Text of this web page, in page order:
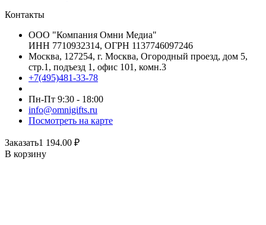
Контакты
ООО "Компания Омни Медиа"
ИНН 7710932314, ОГРН 1137746097246
Москва, 127254, г. Москва, Огородный проезд, дом 5,
стр.1, подъезд 1, офис 101, комн.3
+7(495)481-33-78
Пн-Пт 9:30 - 18:00
info@omnigifts.ru
Посмотреть на карте
Заказать1 194.00 ₽
В корзину